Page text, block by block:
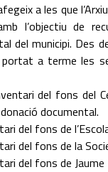
a les que
l’objectiu de
del municipi. Des
portat a terme les
del fons del
documental.
del fons de
del fons de la
del fons de